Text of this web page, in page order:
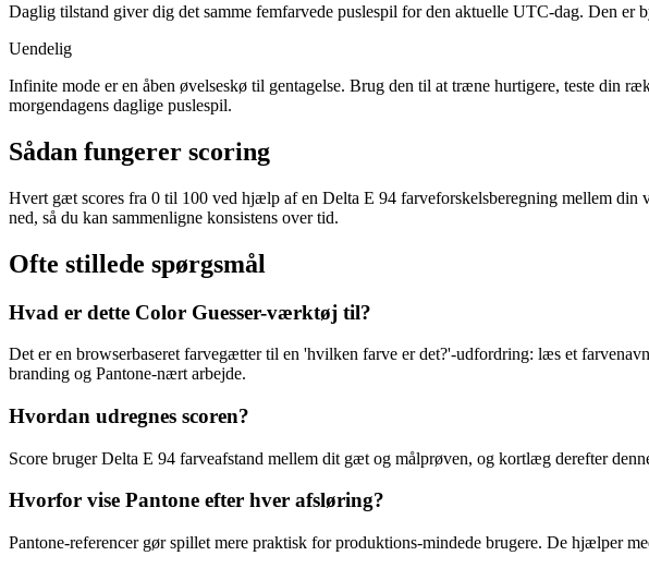
Daglig tilstand giver dig det samme femfarvede puslespil for den aktuelle UTC-dag. Den
Uendelig
Infinite mode er en åben øvelseskø til gentagelse. Brug den til at træne hurtigere, teste din
morgendagens daglige puslespil.
Sådan fungerer scoring
Hvert gæt scores fra 0 til 100 ved hjælp af en Delta E 94 farveforskelsberegning mellem
ned, så du kan sammenligne konsistens over tid.
Ofte stillede spørgsmål
Hvad er dette Color Guesser-værktøj til?
Det er en browserbaseret farvegætter til en 'hvilken farve er det?'-udfordring: læs et
branding og Pantone-nært arbejde.
Hvordan udregnes scoren?
Score bruger Delta E 94 farveafstand mellem dit gæt og målprøven, og kortlæg derefter
Hvorfor vise Pantone efter hver afsløring?
Pantone-referencer gør spillet mere praktisk for produktions-mindede brugere. De hjælper